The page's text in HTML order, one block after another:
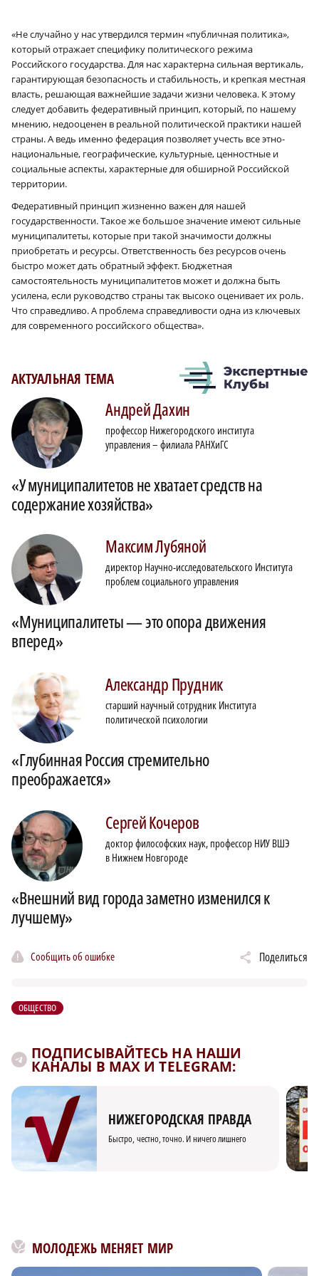
«Не случайно у нас утвердился термин «публичная политика»,
который отражает специфику политического режима
Российского государства. Для нас характерна сильная вертикаль,
гарантирующая безопасность и стабильность, и крепкая местная
власть, решающая важнейшие задачи жизни человека. К этому
следует добавить федеративный принцип, который, по нашему
мнению, недооценен в реальной политической практики нашей
страны. А ведь именно федерация позволяет учесть все этно-
национальные, географические, культурные, ценностные и
социальные аспекты, характерные для обширной Российской
территории.
Федеративный принцип жизненно важен для нашей
государственности. Такое же большое значение имеют сильные
муниципалитеты, которые при такой значимости должны
приобретать и ресурсы. Ответственность без ресурсов очень
быстро может дать обратный эффект. Бюджетная
самостоятельность муниципалитетов может и должна быть
усилена, если руководство страны так высоко оценивает их роль.
Что справедливо. А проблема справедливости одна из ключевых
для современного российского общества».
АКТУАЛЬНАЯ ТЕМА
АндрейДахин
профессор Нижегородского института
управления – филиала РАНХиГС
«У муниципалитетов не хватает средств на
содержание хозяйства»
МаксимЛубяной
директор Научно-исследовательского Института
проблем социального управления
«Муниципалитеты — это опора движения
вперед»
АлександрПрудник
старший научный сотрудник Института
политической психологии
«Глубинная Россия стремительно
преображается»
СергейКочеров
доктор философских наук, профессор НИУ ВШЭ
в Нижнем Новгороде
«Внешний вид города заметно изменился к
лучшему»
Сообщить об ошибке Поделиться
ОБЩЕСТВО
ПОДПИСЫВАЙТЕСЬ НА НАШИ
КАНАЛЫ В MAX И TELEGRAM:
НИЖЕГОРОДСКАЯ ПРАВДА
Быстро, честно, точно. И ничего лишнего
МОЛОДЕЖЬ МЕНЯЕТ МИР